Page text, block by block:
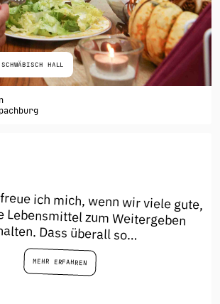
SCHWÄBISCH HALL
ich mich, wenn wir viele gute,
zum Weitergeben
Dass überall so…
MEHR ERFAHREN